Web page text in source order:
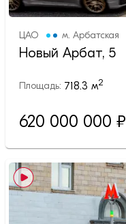
ЦАО м. Арбатская
Новый Арбат, 5
Площадь: 718.3 м2
620 000 000 ₽